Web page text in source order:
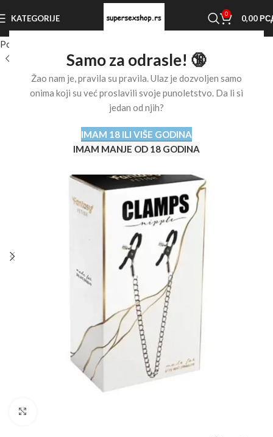
Samo za odrasle! 🔞
Žao nam je, pravila su pravila. Ulaz je dozvoljen samo
onima koji su već proslavili svoje punoletstvo. Da li si
jedan od njih?
IMAM 18 ILI VIŠE GODINA
IMAM MANJE OD 18 GODINA
KATEGORIJE 0 0,00
Početna stranica